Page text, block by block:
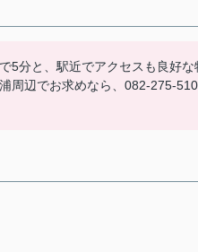
分と、駅近でアクセスも良好
周辺でお求めなら、082-275-